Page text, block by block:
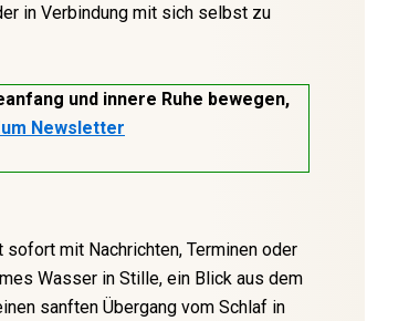
in Verbindung mit sich selbst zu
und innere Ruhe bewegen,
Newsletter
sofort mit Nachrichten, Terminen oder
Wasser in Stille, ein Blick aus dem
sanften Übergang vom Schlaf in